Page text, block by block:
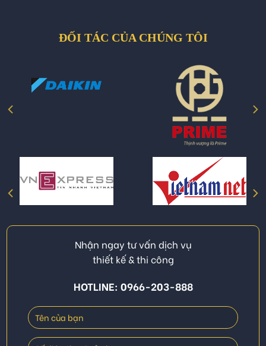
ĐỐI TÁC CỦA CHÚNG TÔI
Nhận ngay tư vấn dịch vụ
thiết kế & thi công
HOTLINE: 0966-203-888